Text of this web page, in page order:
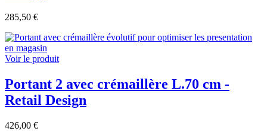
285,50 €
Voir le produit
Portant 2 avec crémaillère L.70 cm -
Retail Design
426,00 €